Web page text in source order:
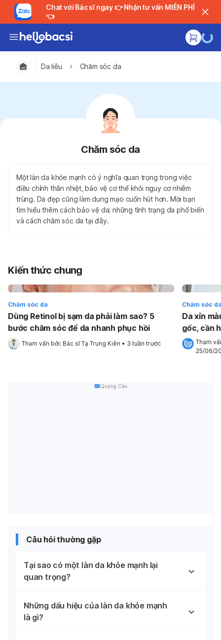
Chat với Bác sĩ ngay 👉 Nhận tư vấn MIỄN PHÍ
👈
Da liễu Chăm sóc da
Chăm sóc da
Một làn da khỏe mạnh có ý nghĩa quan trọng trong việc
điều chỉnh thân nhiệt, bảo vệ cơ thể khỏi nguy cơ nhiễm
trùng. Da đẹp cũng làm dung mạo cuốn hút hơn. Mời bạn
tìm hiểu thêm cách bảo vệ da; những tình trạng da phổ biến
và cách chăm sóc da tại đây.
Kiến thức chung
Chăm sóc da
Dùng Retinol bị sạm da phải làm sao? 5
bước chăm sóc để da nhanh phục hồi
Tham vấn bởi: Bác sĩ Tạ Trung Kiên • 3 tuần trước
Chăm sóc
Da xỉn
gốc, cần
bảo vệ da
Tham
25/06/
Quảng Cáo
Câu hỏi thường gặp
Tại sao có một làn da khỏe mạnh lại
quan trọng?
Những dấu hiệu của làn da khỏe mạnh
là gì?